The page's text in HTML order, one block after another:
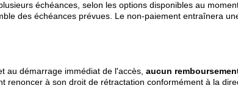
échéances, selon les options disponibles au
des échéances prévues. Le non-paiement entraînera
au démarrage immédiat de l'accès, aucun
renoncer à son droit de rétractation conformément à la